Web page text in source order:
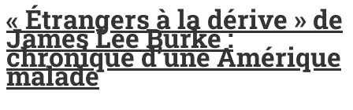
« Étrangers à la dérive » de
James Lee Burke :
chronique d’une Amérique
malade